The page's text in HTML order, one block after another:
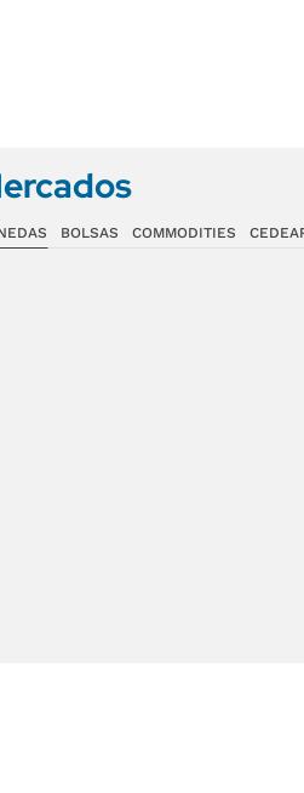
BOLSAS COMMODITIES